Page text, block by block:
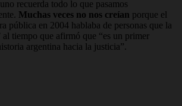
recuerda todo lo que pasamos
Muchas veces no nos creían porque el
pública en 2004 hablaba de personas que la
al tiempo que afirmó que “es un primer
argentina hacia la justicia”.